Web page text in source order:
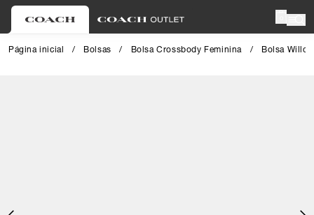
Página inicial / Bolsas / Bolsa Crossbody Feminina / Bolsa